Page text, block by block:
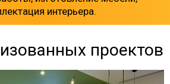
интерьера.
проектов